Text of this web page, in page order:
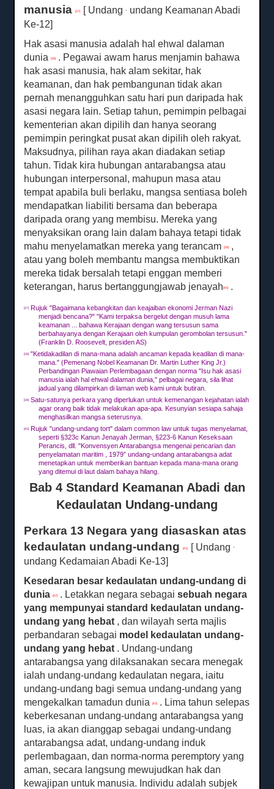
manusia[37] [ Undang- undang Keamanan Abadi
Ke-12]
Hak asasi manusia adalah hal ehwal dalaman
dunia[38] . Pegawai awam harus menjamin bahawa
hak asasi manusia, hak alam sekitar, hak
keamanan, dan hak pembangunan tidak akan
pernah menangguhkan satu hari pun daripada hak
asasi negara lain. Setiap tahun, pemimpin pelbagai
kementerian akan dipilih dan hanya seorang
pemimpin peringkat pusat akan dipilih oleh rakyat.
Maksudnya, pilihan raya akan diadakan setiap
tahun.Tidak kira hubungan antarabangsa atau
hubungan interpersonal, mahupun masa atau
tempat apabila buli berlaku, mangsa sentiasa boleh
mendapatkan liabiliti bersama dan beberapa
daripada orang yang membisu. Mereka yang
menyaksikan orang lain dalam bahaya tetapi tidak
mahu menyelamatkan mereka yang terancam[39]
,
atau yang boleh membantu mangsa membuktikan
mereka tidak bersalah tetapi enggan memberi
keterangan, harus bertanggungjawab jenayah[40] .
[37]
Rujuk "Bagaimana kebangkitan dan keajaiban ekonomi Jerman Nazi
menjadi bencana?""Kami terpaksa bergelut dengan musuh lama
keamanan ... bahawa Kerajaan dengan wang tersusun sama
berbahayanya dengan Kerajaan oleh kumpulan gerombolan tersusun."
(Franklin D. Roosevelt, presiden AS)
[38]
"Ketidakadilan di mana-mana adalah ancaman kepada keadilan di mana-
mana."(Pemenang Nobel Keamanan Dr. Martin Luther King Jr.)
Perbandingan Piawaian Perlembagaan dengan norma "Isu hak asasi
manusia ialah hal ehwal dalaman dunia," pelbagai negara, sila lihat
jadual yang dilampirkan di laman web kami untuk butiran.
[39]
Satu-satunya perkara yang diperlukan untuk kemenangan kejahatan ialah
agar orang baik tidak melakukan apa-apa.Kesunyian sesiapa sahaja
menghasilkan mangsa seterusnya.
[40]
Rujuk "undang-undang tort" dalam common law untuk tugas menyelamat,
seperti §323c Kanun Jenayah Jerman, §223-6 Kanun Keseksaan
Perancis, dll. "Konvensyen Antarabangsa mengenai pencarian dan
penyelamatan maritim , 1979” undang-undang antarabangsa adat
menetapkan untuk memberikan bantuan kepada mana-mana orang
yang ditemui di laut dalam bahaya hilang.
Bab 4 Standard Keamanan Abadi dan
Kedaulatan Undang-undang
Perkara 13 Negara yang diasaskan atas
kedaulatan undang-undang[41] [ Undang-
undang Kedamaian Abadi Ke-13]
Kesedaran besar kedaulatan undang-undang di
dunia[42] . Letakkan negara sebagaisebuah negara
yang mempunyai standard kedaulatan undang-
undang yang hebat , dan wilayah serta majlis
perbandaran sebagai model kedaulatan undang-
undang yang hebat . Undang-undang
antarabangsa yang dilaksanakan secara menegak
ialah undang-undang kedaulatan negara, iaitu
undang-undang bagi semua undang-undang yang
mengekalkan tamadun dunia[43] . Lima tahun selepas
keberkesanan undang-undang antarabangsa yang
luas, ia akan dianggap sebagai undang-undang
antarabangsa adat, undang-undang induk
perlembagaan, dan norma-norma peremptory yang
aman, secara langsung mewujudkan hak dan
kewajipan untuk manusia. Individu adalah subjek